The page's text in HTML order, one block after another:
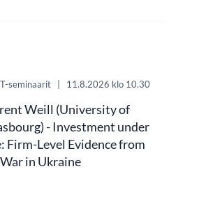
seminaarit 11.8.2026 klo 10.30
Weill (University of
- Investment under
Firm-Level Evidence from
in Ukraine